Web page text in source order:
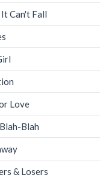
It Can't Fall
Love
Blah
& Losers